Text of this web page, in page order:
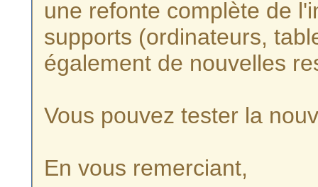
une refonte complète de
supports (ordinateurs,
également de nouvelles
Vous pouvez tester la
En vous remerciant,